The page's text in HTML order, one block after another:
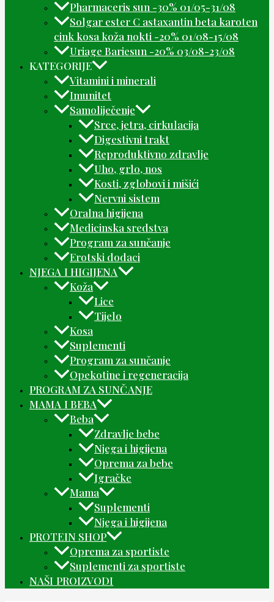
Pharmaceris sun -30% 01/05-31/08
Solgar ester C astaxantin beta karoten
cink kosa koža nokti -20% 01/08-15/08
Uriage Bariesun -20% 03/08-23/08
KATEGORIJE
Vitamini i minerali
Imunitet
Samoliječenje
Srce, jetra, cirkulacija
Digestivni trakt
Reproduktivno zdravlje
Uho, grlo, nos
Kosti, zglobovi i mišići
Nervni sistem
Oralna higijena
Medicinska sredstva
Program za sunčanje
Erotski dodaci
NJEGA I HIGIJENA
Koža
Lice
Tijelo
Kosa
Suplementi
Program za sunčanje
Opekotine i regeneracija
PROGRAM ZA SUNČANJE
MAMA I BEBA
Beba
Zdravlje bebe
Njega i higijena
Oprema za bebe
Igračke
Mama
Suplementi
Njega i higijena
PROTEIN SHOP
Oprema za sportiste
Suplementi za sportiste
NAŠI PROIZVODI